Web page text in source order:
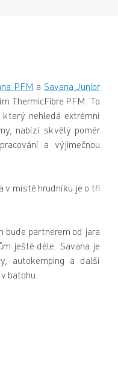
PFMaSavana Junior
ThermicFibre PFM. To
který nehledá extrémní
nabízí skvělý poměr
a výjimečnou
v místě hrudníku je o tři
bude partnerem od jara
ještě déle. Savana je
autokemping a další
batohu.